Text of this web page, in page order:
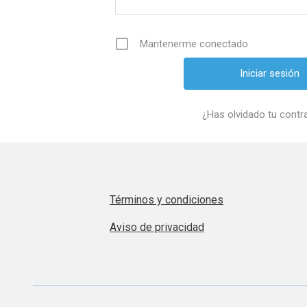
Mantenerme conectado
¿Has olvidado tu
Términos y condiciones
Aviso de privacidad